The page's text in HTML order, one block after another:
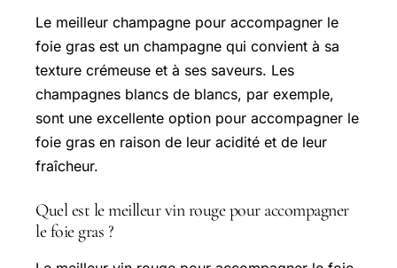
Le meilleur champagne pour accompagner le
foie gras est un champagne qui convient à sa
texture crémeuse et à ses saveurs. Les
champagnes blancs de blancs, par exemple,
sont une excellente option pour accompagner le
foie gras en raison de leur acidité et de leur
fraîcheur.
Quel est le meilleur vin rouge pour accompagner
le foie gras ?